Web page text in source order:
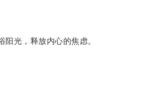
光，释放内心的焦虑。